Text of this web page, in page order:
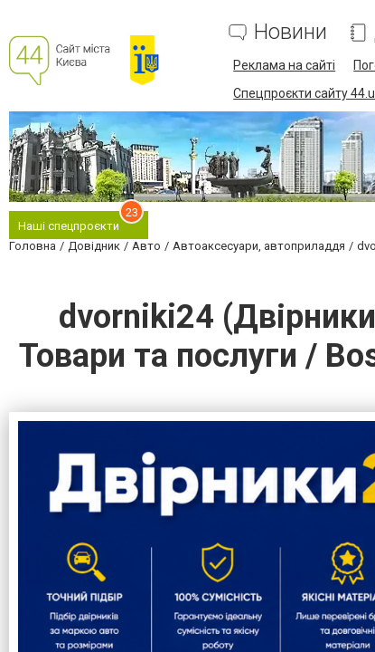
Новини
Реклама на сайті
Спецпроєкти сайту
Наші спецпроєкти
23
Головна Довідник Авто Автоаксесуари, автоприладдя
dvorniki24
Товари та послуги /